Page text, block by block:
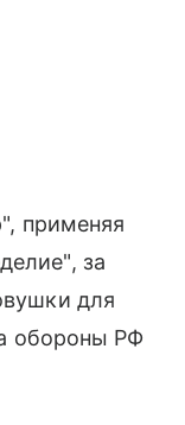
применяя
за
для
обороны РФ